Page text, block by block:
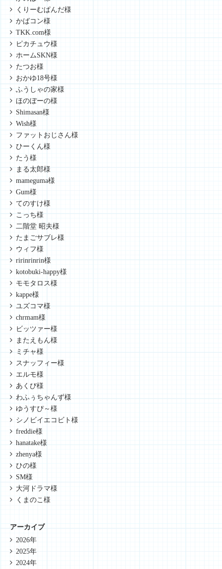
くりーむぱんだ様
かばコン様
TKK.com様
ピカチュウ様
ホームSKN様
たつお様
おかゆ18号様
ふうしゃの家様
ほのぼーの様
Shimasan様
Wish様
ファットおじさん様
ひーくん様
たう様
まる太郎様
mameguma様
Gum様
てのすけ様
こっち様
二階堂 昭夫様
たまごサブレ様
ウィフ様
ririnrinrin様
kotobuki-happy様
モモタロス様
kappe様
ユズコマ様
chrmam様
ビッツァー様
またえもん様
ミチャ様
スナッフィー様
エルモ様
あくび様
わふぅちゃんず様
ゆうすぴ～様
シノビイエコビト様
freddie様
hanatake様
zhenya様
ひの様
SM様
大河ドラマ様
くまのこ様
アーカイブ
2026年
2025年
2024年